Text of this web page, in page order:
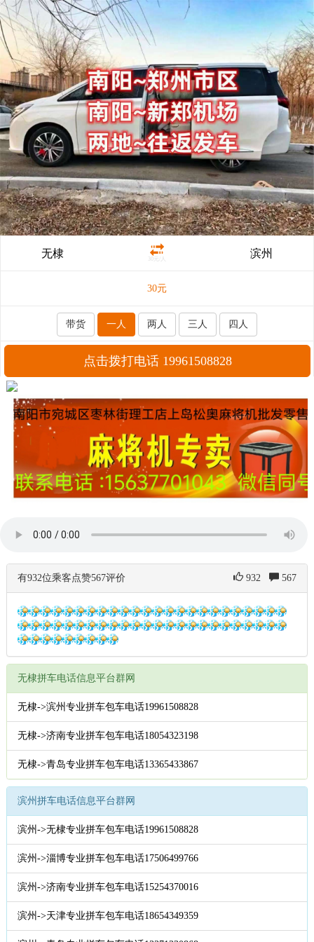
无棣 30元/人 滨州
30元
带货 一人 两人 三人 四人
点击拨打电话 19961508828
有932位乘客点赞567评价 932 567
无棣拼车电话信息平台群网
无棣->滨州专业拼车包车电话19961508828
无棣->济南专业拼车包车电话18054323198
无棣->青岛专业拼车包车电话13365433867
滨州拼车电话信息平台群网
滨州->无棣专业拼车包车电话19961508828
滨州->淄博专业拼车包车电话17506499766
滨州->济南专业拼车包车电话15254370016
滨州->天津专业拼车包车电话18654349359